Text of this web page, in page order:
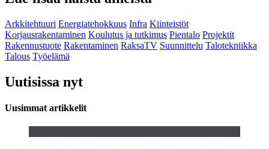
Arkkitehtuuri Energiatehokkuus Infra Kiinteistöt
Korjausrakentaminen Koulutus ja tutkimus Pientalo Projektit
Rakennustuote Rakentaminen RaksaTV Suunnittelu Talotekniikka
Talous Työelämä
Uutisissa nyt
Uusimmat artikkelit